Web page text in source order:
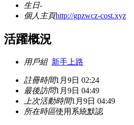
生日-
個人主頁http://gpzwcz-cost.xyz
活躍概況
用戶組 新手上路
註冊時間1月9日 02:24
最後訪問1月9日 04:49
上次活動時間1月9日 04:49
所在時區使用系統默認